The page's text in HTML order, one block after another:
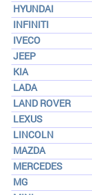
HYUNDAI
INFINITI
IVECO
JEEP
KIA
LADA
LAND ROVER
LEXUS
LINCOLN
MAZDA
MERCEDES
MG